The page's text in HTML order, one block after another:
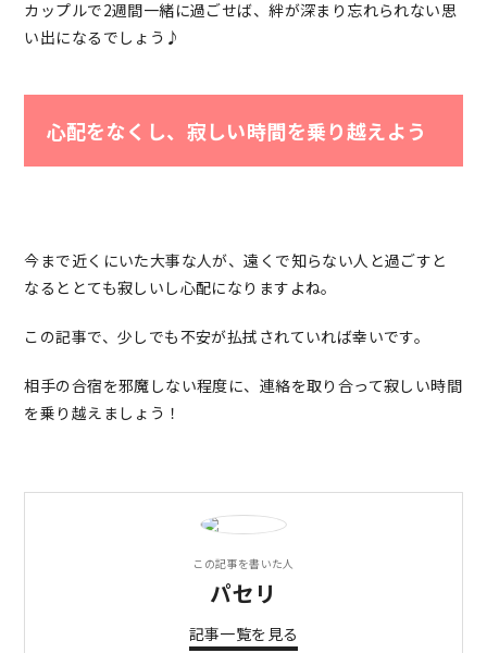
カップルで2週間一緒に過ごせば、絆が深まり忘れられない思
い出になるでしょう♪
心配をなくし、寂しい時間を乗り越えよう
今まで近くにいた大事な人が、遠くで知らない人と過ごすと
なるととても寂しいし心配になりますよね。
この記事で、少しでも不安が払拭されていれば幸いです。
相手の合宿を邪魔しない程度に、連絡を取り合って寂しい時間
を乗り越えましょう！
この記事を書いた人
パセリ
記事一覧を見る